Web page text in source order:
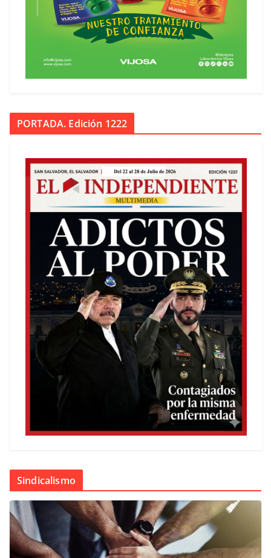
PORTADA. Edición 1222
Sindicalismo